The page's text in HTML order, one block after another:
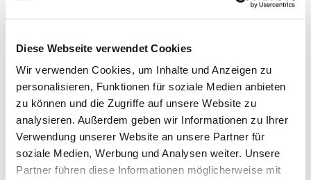
Diese Webseite verwendet Cookies
Wir verwenden Cookies, um Inhalte und Anzeigen zu
personalisieren, Funktionen für soziale Medien anbieten
zu können und die Zugriffe auf unsere Website zu
analysieren. Außerdem geben wir Informationen zu Ihrer
Verwendung unserer Website an unsere Partner für
soziale Medien, Werbung und Analysen weiter. Unsere
Partner führen diese Informationen möglicherweise mit
Sehen Sie hier die erfolgreichsten Modelle unserer
QUADRO
ab 829 €